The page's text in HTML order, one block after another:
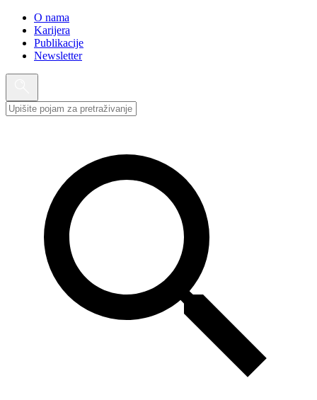
O nama
Karijera
Publikacije
Newsletter